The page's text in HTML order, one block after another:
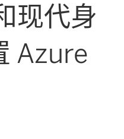
现代身
Azure